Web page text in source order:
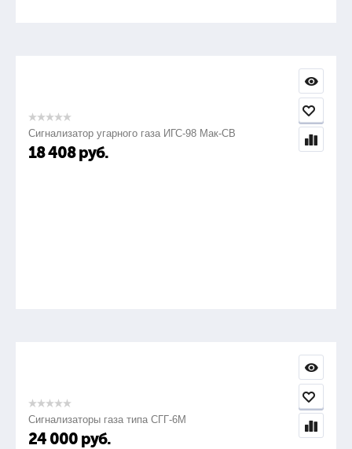
Сигнализатор угарного газа ИГС-98 Мак-СВ
18 408 руб.
Сигнализаторы газа типа СГГ-6М
24 000 руб.